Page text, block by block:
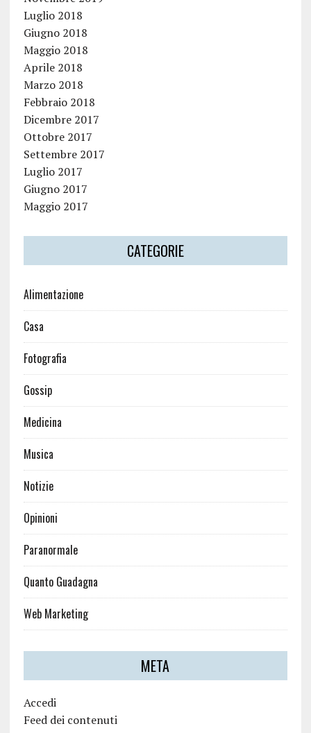
Luglio 2018
Giugno 2018
Maggio 2018
Aprile 2018
Marzo 2018
Febbraio 2018
Dicembre 2017
Ottobre 2017
Settembre 2017
Luglio 2017
Giugno 2017
Maggio 2017
CATEGORIE
Alimentazione
Casa
Fotografia
Gossip
Medicina
Musica
Notizie
Opinioni
Paranormale
Quanto Guadagna
Web Marketing
META
Accedi
Feed dei contenuti